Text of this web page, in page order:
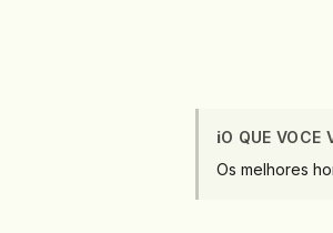
ℹ️O QUE VOCE
Os melhores